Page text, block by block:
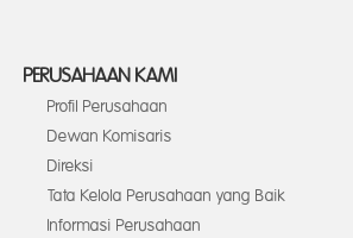
PERUSAHAAN KAMI
Profil Perusahaan
Dewan Komisaris
Direksi
Tata Kelola Perusahaan yang Baik
Informasi Perusahaan